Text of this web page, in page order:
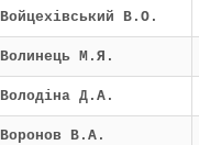
Войцехівський В.О.
Волинець М.Я.
Володіна Д.А.
Воронов В.А.